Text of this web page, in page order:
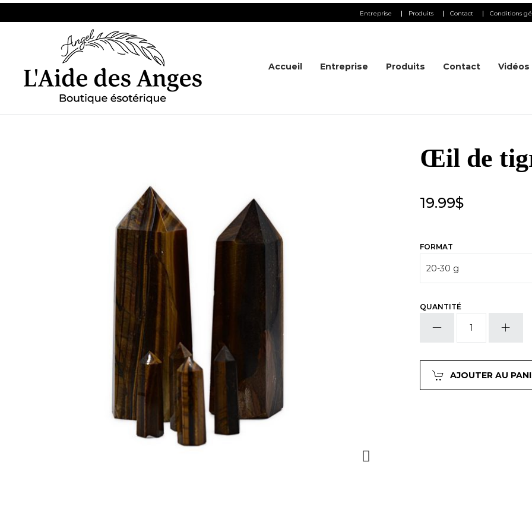
Entreprise Produits Contact Conditions
Accueil Entreprise Produits Contact Vidéos
Œil de
19.99$
FORMAT
QUANTITÉ
de
tigre
AJOUTER AU